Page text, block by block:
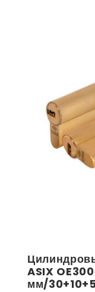
ASIX
мм/